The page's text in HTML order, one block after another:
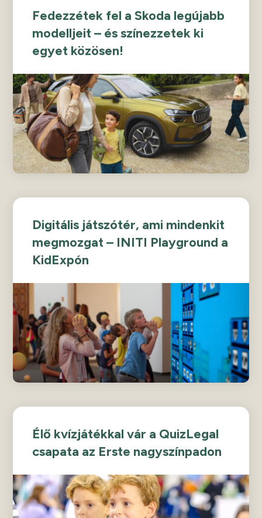
Fedezzétek fel a Skoda legújabb
modelljeit – és színezzetek ki
egyet közösen!
Digitális játszótér, ami mindenkit
megmozgat – INITI Playground a
KidExpón
Élő kvízjátékkal vár a QuizLegal
csapata az Erste nagyszínpadon